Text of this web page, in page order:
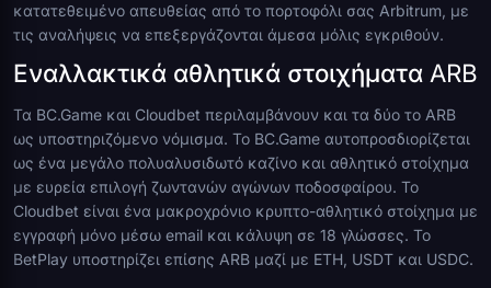
κατατεθειμένο απευθείας από το πορτοφόλι σας Arbitrum, με
τις αναλήψεις να επεξεργάζονται άμεσα μόλις εγκριθούν.
Εναλλακτικά αθλητικά στοιχήματα ARB
Τα BC.Game και Cloudbet περιλαμβάνουν και τα δύο το ARB
ως υποστηριζόμενο νόμισμα. Το BC.Game αυτοπροσδιορίζεται
ως ένα μεγάλο πολυαλυσιδωτό καζίνο και αθλητικό στοίχημα
με ευρεία επιλογή ζωντανών αγώνων ποδοσφαίρου. Το
Cloudbet είναι ένα μακροχρόνιο κρυπτο-αθλητικό στοίχημα με
εγγραφή μόνο μέσω email και κάλυψη σε 18 γλώσσες. Το
BetPlay υποστηρίζει επίσης ARB μαζί με ETH, USDT και USDC.